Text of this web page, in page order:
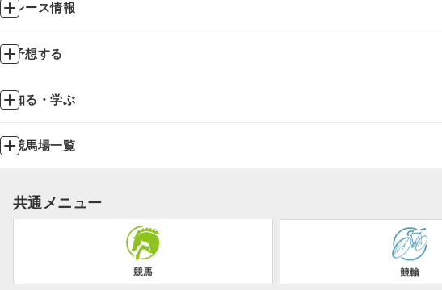
レース情報
予想する
知る・学ぶ
競馬場一覧
共通メニュー